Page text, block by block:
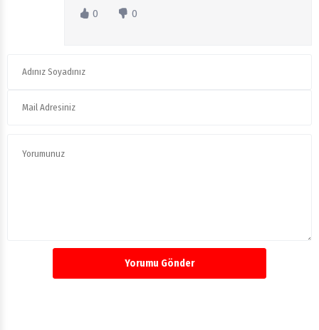
0
0
Yorumu Gönder